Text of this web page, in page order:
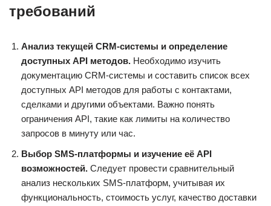
требований
Анализ текущей CRM-системы и определение
доступных API методов. Необходимо изучить
документацию CRM-системы и составить список всех
доступных API методов для работы с контактами,
сделками и другими объектами. Важно понять
ограничения API, такие как лимиты на количество
запросов в минуту или час.
Выбор SMS-платформы и изучение её API
возможностей. Следует провести сравнительный
анализ нескольких SMS-платформ, учитывая их
функциональность, стоимость услуг, качество доставки